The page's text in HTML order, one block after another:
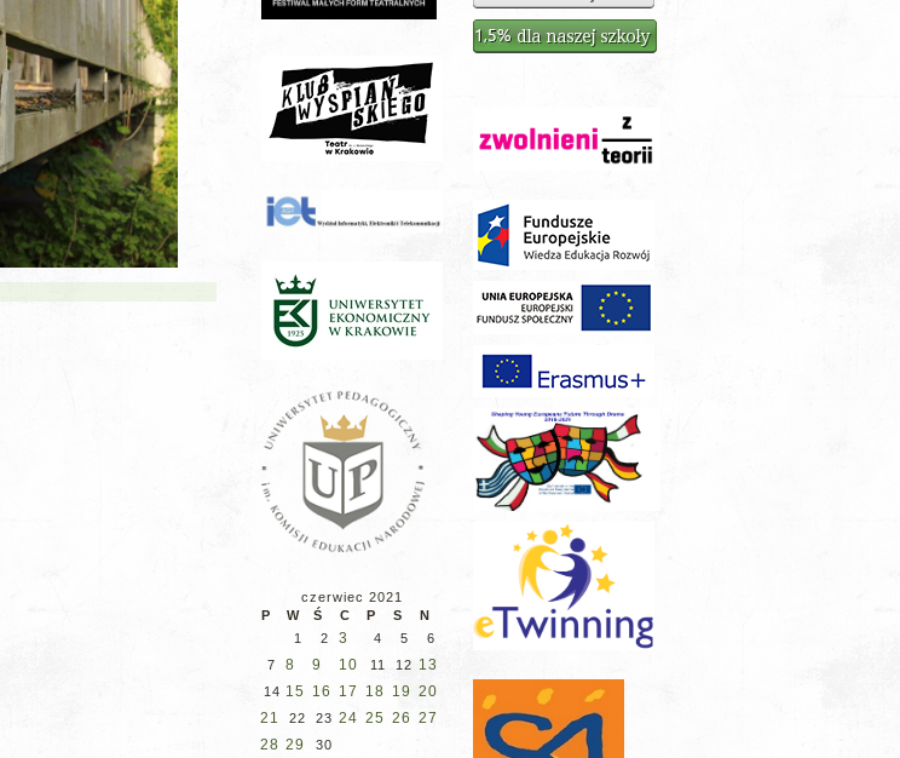
czerwiec 2021
P
W Ś C P S
N
1
2 3 4 5
6
7
8 9 10 11 12 13
14 15 16 17 18 19 20
21
22 23 24 25 26 27
28 29 30